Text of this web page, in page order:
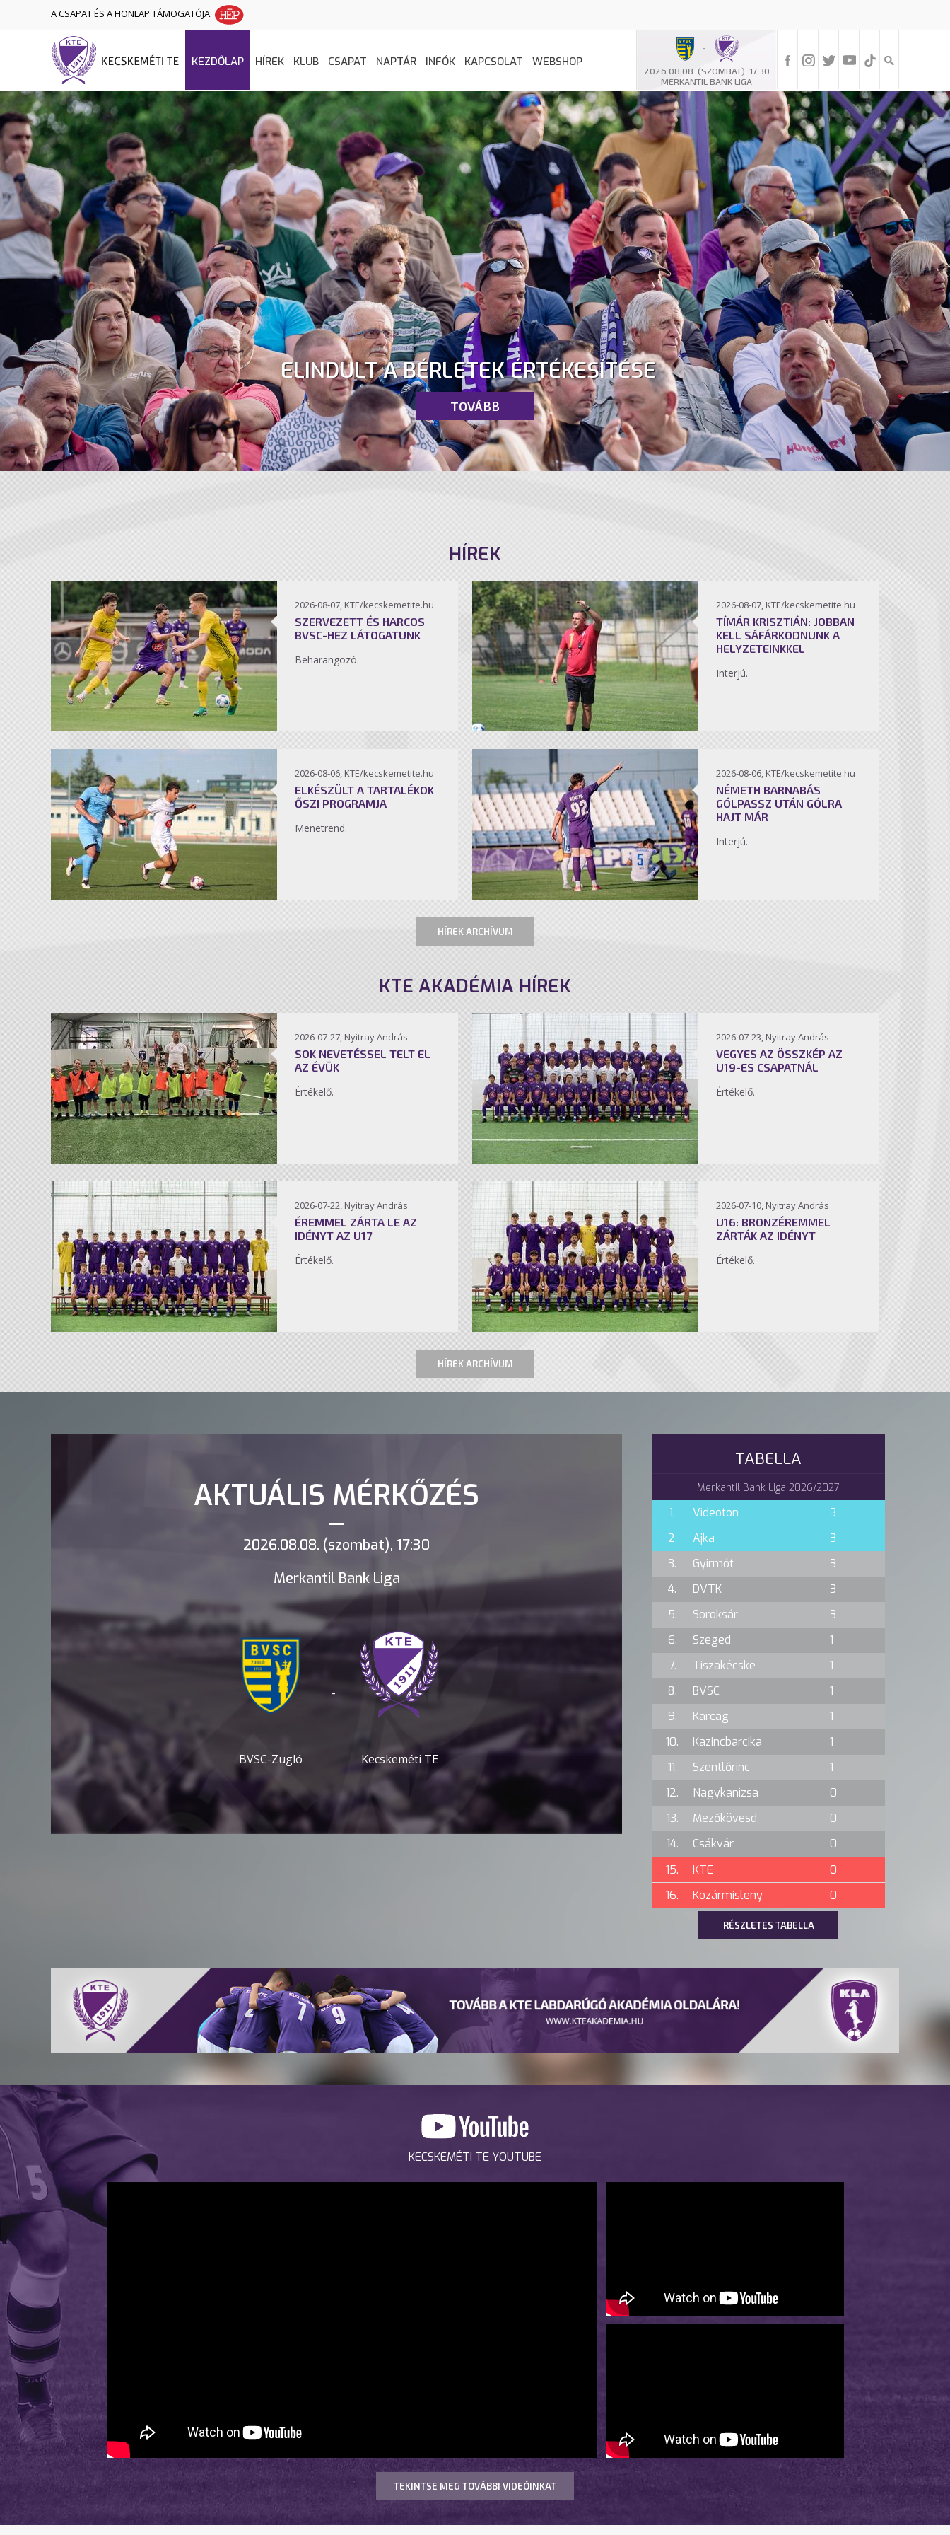
A CSAPAT ÉS A HONLAP TÁMOGATÓJA:
-
2026.08.08. (SZOMBAT), 17:30
MERKANTIL BANK LIGA
KEZDŐLAP HÍREK KLUB CSAPAT NAPTÁR INFÓK KAPCSOLAT WEBSHOP
ELINDULT A BÉRLETEK ÉRTÉKESÍTÉSE
TOVÁBB
HÍREK
2026-08-07, KTE/kecskemetite.hu
SZERVEZETT ÉS HARCOS
BVSC-HEZ LÁTOGATUNK
Beharangozó.
2026-08-07, KTE/kecskemetite.hu
TÍMÁR KRISZTIÁN: JOBBAN
KELL SÁFÁRKODNUNK A
HELYZETEINKKEL
Interjú.
2026-08-06, KTE/kecskemetite.hu
ELKÉSZÜLT A TARTALÉKOK
ŐSZI PROGRAMJA
Menetrend.
2026-08-06, KTE/kecskemetite.hu
NÉMETH BARNABÁS
GÓLPASSZ UTÁN GÓLRA
HAJT MÁR
Interjú.
HÍREK ARCHÍVUM
KTE AKADÉMIA HÍREK
2026-07-27, Nyitray András
SOK NEVETÉSSEL TELT EL
AZ ÉVÜK
Értékelő.
2026-07-23, Nyitray András
VEGYES AZ ÖSSZKÉP AZ
U19-ES CSAPATNÁL
Értékelő.
2026-07-22, Nyitray András
ÉREMMEL ZÁRTA LE AZ
IDÉNYT AZ U17
Értékelő.
2026-07-10, Nyitray András
U16: BRONZÉREMMEL
ZÁRTÁK AZ IDÉNYT
Értékelő.
HÍREK ARCHÍVUM
AKTUÁLIS MÉRKŐZÉS
2026.08.08. (szombat), 17:30
Merkantil Bank Liga
BVSC-Zugló
-
Kecskeméti TE
TABELLA
Merkantil Bank Liga 2026/2027
1. Videoton
3
2.
Ajka
3
3.
Gyirmót
3
4.
DVTK
3
5.
Soroksár
3
6.
Szeged
1
7.
Tiszakécske
1
8.
BVSC
1
9.
Karcag
1
10.
Kazincbarcika
1
11.
Szentlőrinc
1
12.
Nagykanizsa
0
13.
Mezőkövesd
0
14.
Csákvár
0
15.
KTE
0
16.
Kozármisleny 0
RÉSZLETES TABELLA
KECSKEMÉTI TE YOUTUBE
TEKINTSE MEG TOVÁBBI VIDEÓINKAT